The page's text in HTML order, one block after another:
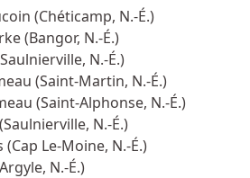
(Chéticamp, N.-É.)
(Bangor, N.-É.)
N.-É.)
(Saint-Martin, N.-É.)
(Saint-Alphonse, N.-É.)
N.-É.)
Le-Moine, N.-É.)
N.-É.)